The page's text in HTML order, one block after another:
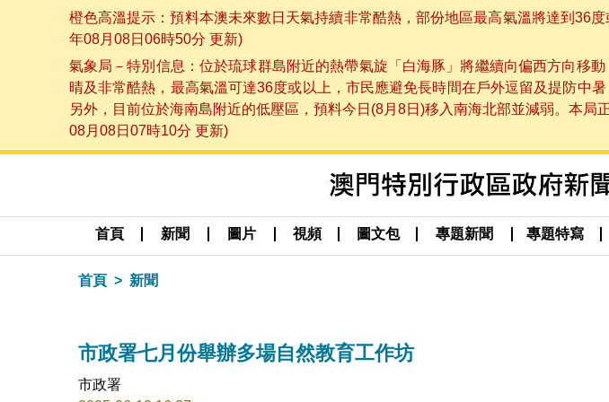
橙色高溫提示：預料本澳未來數日天氣持續非常酷熱，部份地區最高氣溫將達到36
年08月08日06時50分 更新)
氣象局－特別信息：位於琉球群島附近的熱帶氣旋「白海豚」將繼續向偏西方向移
晴及非常酷熱，最高氣溫可達36度或以上，市民應避免長時間在戶外逗留及提防中
另外，目前位於海南島附近的低壓區，預料今日(8月8日)移入南海北部並減弱。本
08月08日07時10分 更新)
首頁 新聞 圖片 視頻 圖文包 專題新聞 專題特寫
首頁 新聞
市政署七月份舉辦多場自然教育工作坊
市政署